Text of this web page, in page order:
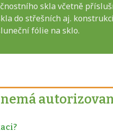
skla včetně
do střešních aj.
fólie na sklo.